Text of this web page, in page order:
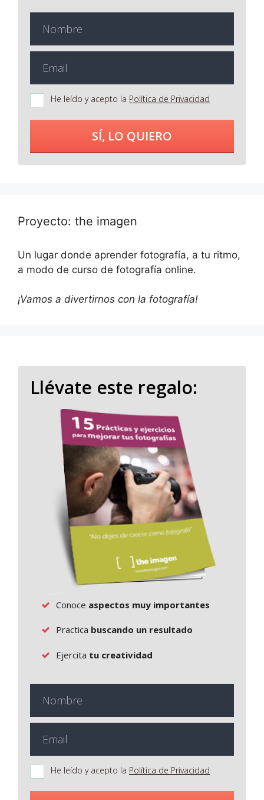
He leído y acepto la Política de Privacidad
SÍ, LO QUIERO
Proyecto: the imagen
Un lugar donde aprender fotografía, a tu ritmo,
a modo de curso de fotografía online.
¡Vamos a divertirnos con la fotografía!
Llévate este regalo:
Conoce aspectos muy importantes
Practica buscando un resultado
Ejercita tu creatividad
He leído y acepto la Política de Privacidad